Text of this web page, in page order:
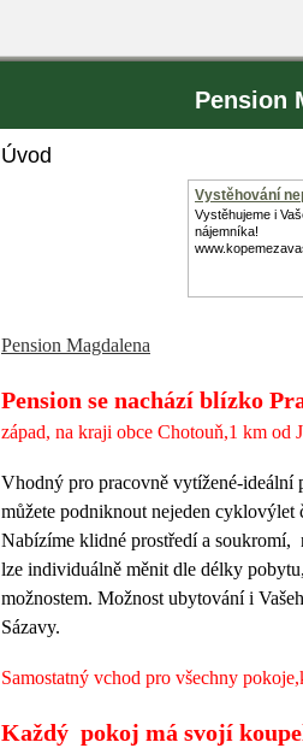
Pension
Úvod
Vystěhování
Vystěhujeme i
nájemníka!
Pension Magdalena
Pension se nachází blízko
západ, na kraji obce Chotouň,1 km od
Vhodný pro pracovně vytížené-ideální
můžete podniknout nejeden cyklovýlet
Nabízíme klidné prostředí a soukromí,
lze individuálně měnit dle délky
možnostem. Možnost ubytování i
Sázavy.
Samostatný vchod pro všechny
Každý pokoj má svojí